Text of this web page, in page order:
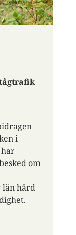
i
har
om
län hård